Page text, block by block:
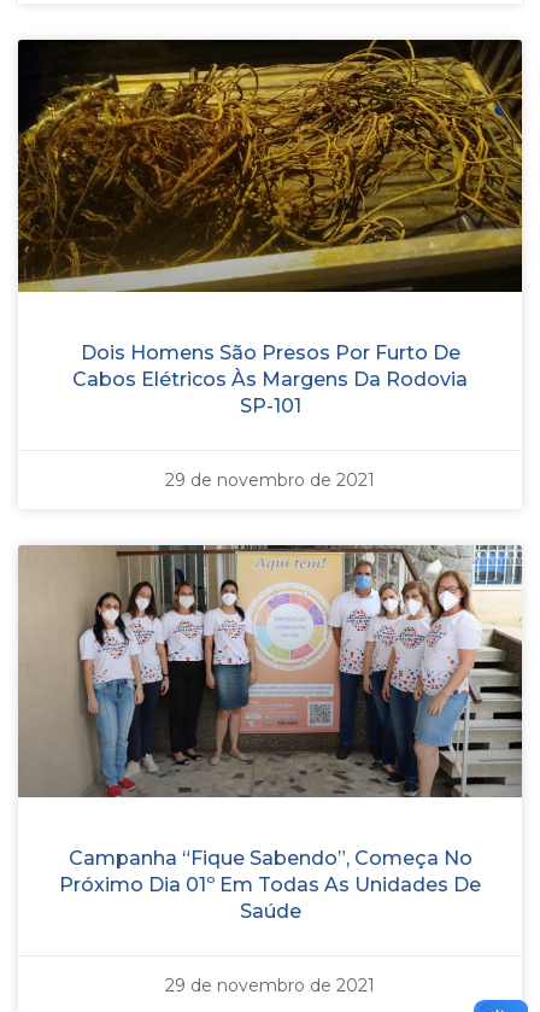
Dois Homens São Presos Por Furto De
Cabos Elétricos Às Margens Da Rodovia
SP-101
29 de novembro de 2021
Campanha “Fique Sabendo”, Começa No
Próximo Dia 01º Em Todas As Unidades De
Saúde
29 de novembro de 2021